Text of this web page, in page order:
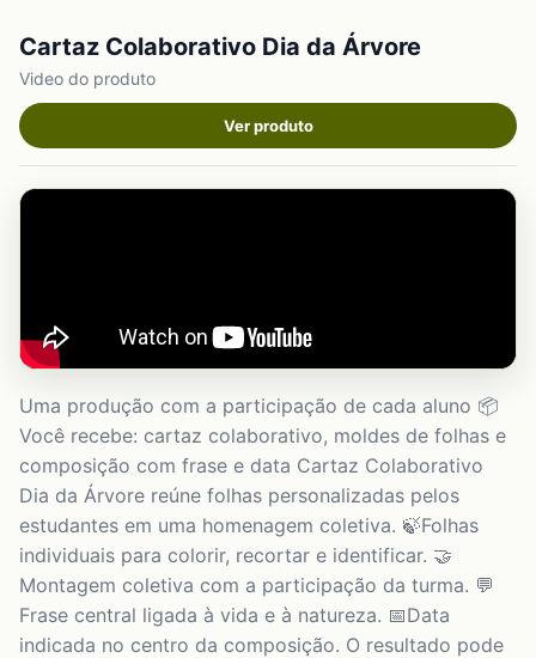
Cartaz Colaborativo Dia da Árvore
Video do produto
Ver produto
Uma produção com a participação de cada aluno 📦
Você recebe: cartaz colaborativo, moldes de folhas e
composição com frase e data Cartaz Colaborativo
Dia da Árvore reúne folhas personalizadas pelos
estudantes em uma homenagem coletiva. 🍃Folhas
individuais para colorir, recortar e identificar. 🤝
Montagem coletiva com a participação da turma. 💬
Frase central ligada à vida e à natureza. 📅Data
indicada no centro da composição. O resultado pode